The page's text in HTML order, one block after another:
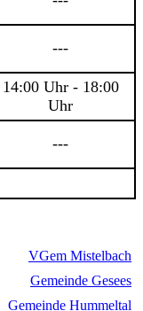
---
14:00 Uhr - 18:00
Uhr
---
VGem Mistelbach
Gemeinde Gesees
Gemeinde Hummeltal